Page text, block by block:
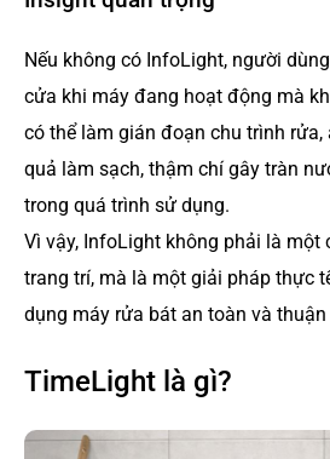
Nếu không có InfoLight, người
cửa khi máy đang hoạt động mà
có thể làm gián đoạn chu trình rửa,
quả làm sạch, thậm chí gây tràn
trong quá trình sử dụng.
Vì vậy, InfoLight không phải là một
trang trí, mà là một giải pháp thực
dụng máy rửa bát an toàn và thuận
TimeLight là gì?